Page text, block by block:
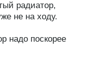
радиатор,
не на ходу.
надо поскорее